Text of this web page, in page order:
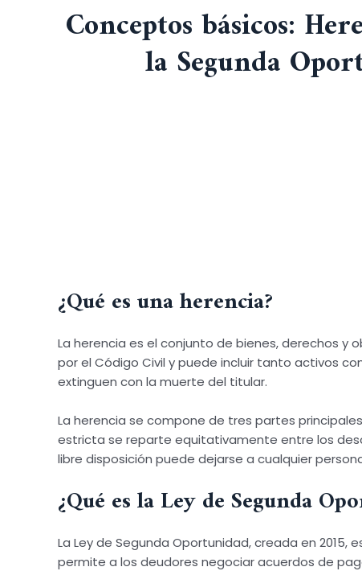
Conceptos básicos:
la Segunda
¿Qué es una herencia?
La herencia es el conjunto de bienes, derechos
por el Código Civil y puede incluir tanto activos
extinguen con la muerte del titular.
La herencia se compone de tres partes
estricta se reparte equitativamente entre los
libre disposición puede dejarse a cualquier
¿Qué es la Ley de Segunda
La Ley de Segunda Oportunidad, creada en
permite a los deudores negociar acuerdos de